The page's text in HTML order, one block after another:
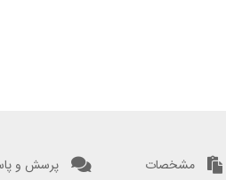
مشخصات پرسش و